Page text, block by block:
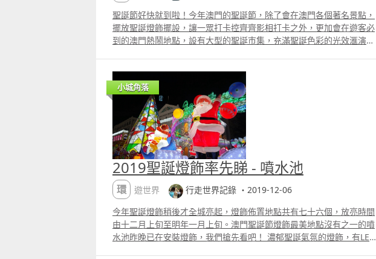
聖誕節好快就到啦！今年澳門的聖誕節，除了會在澳門各個著名景點，
擺放聖誕燈飾擺設，讓一眾打卡控齊齊影相打卡之外，更加會在遊客必
到的澳門熱鬧地點，設有大型的聖誕巿集，充滿聖誕色彩的光效滙演，
就等少爺一次過全部話您知，今年聖誕節澳門那裡有影相打卡好地方
啦！ 塔石廣場 2019 年度聖誕巿集 每年聖誕節，小朋友們都一定十分期
待位於澳門塔石廣場的聖誕巿集。理由好簡單，因為除了可以在聖誕巿
集內盡情購買禮物外，還有超多款式的打卡靚位，以及最重要的是有小
朋友們超鍾意的聖誕節限定遊戲設施。如果您想知上一年的聖誕節，澳
門塔石廣場聖誕巿集有甚麼遊戲設施的話，可以到下面的延伸閱讀了
解。 延伸閱讀：澳門聖誕節限定！3個必去塔石廣場聖誕巿集的理由 而
今年的聖誕巿集將會於 12 月 19 日在澳門塔石廣場舉行。除了會有小食
檔、聖誕小木屋售賣聖誕禮品、舞台表演等精彩節目外，當然不少得小
朋友們十分期待的聖誕滑雪場、充氣城堡、造雲機等聖誕節兒童遊戲設
施啦！12 月 20 日、21 日、24 日、25 日、28 日、31日的開放時間為
下午 2 時至凌晨 12 時，其他日期為下午 2 時至晚上 11 時。在特定的
時間，還會舉行多場精彩的舞台表演。今個聖誕節，記得帶小朋友去澳
門塔石廣場玩一轉啦！ 2019 年 12 月 19 日至 31 日 下午 2 時至晚上
11 時 澳門塔石廣場 以上圖片及資料來源：「澳門特別行政區政府巿政
小城角落
2019聖誕燈飾率先睇 - 噴水池
環遊世界
行走世界記錄 ・2019-12-06
今年聖誕燈飾稍後才全城亮起，燈飾佈置地點共有七十六個，放亮時間
由十二月上旬至明年一月上旬。澳門聖誕節燈飾最美地點沒有之一的噴
水池昨晚已在安裝燈飾，我們搶先看吧！ 濃郁聖誕氣氛的燈飾，有LED